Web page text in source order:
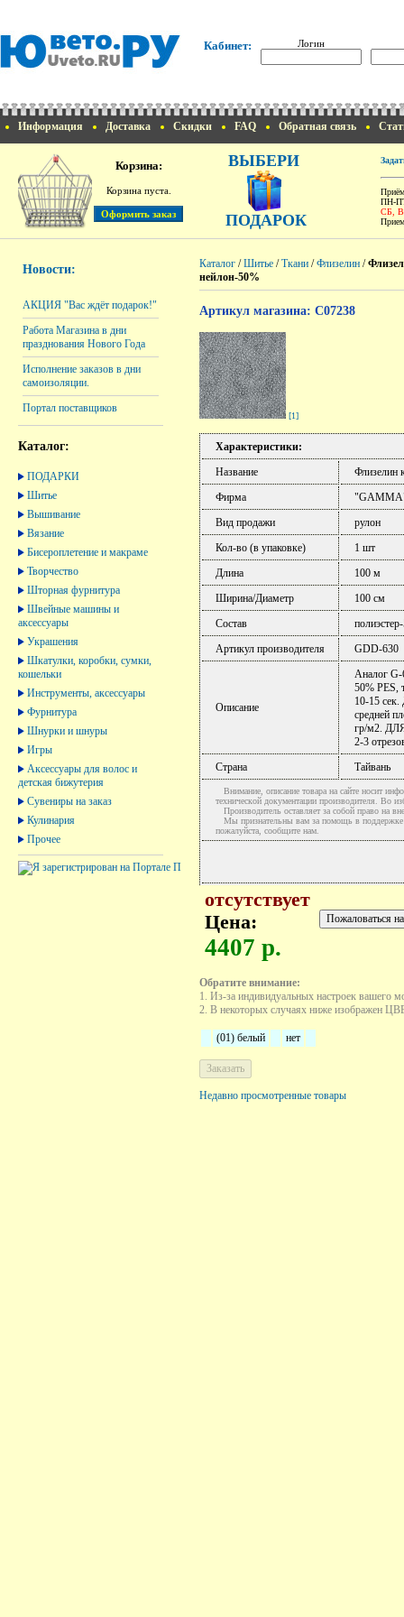
Кабинет: Логин
Информация Доставка Скидки FAQ Обратная связь
Корзина:
Корзина пуста.
ВЫБЕРИ
ПОДАРОК
ПН-
СБ,
Новости:
АКЦИЯ "Вас ждёт подарок!"
Работа Магазина в дни
празднования Нового Года
Исполнение заказов в дни
самоизоляции.
Портал поставщиков
Каталог:
ПОДАРКИ
Шитье
Вышивание
Вязание
Бисероплетение и макраме
Творчество
Шторная фурнитура
Швейные машины и
аксессуары
Украшения
Шкатулки, коробки, сумки,
кошельки
Инструменты, аксессуары
Фурнитура
Шнурки и шнуры
Игры
Аксессуары для волос и
детская бижутерия
Сувениры на заказ
Кулинария
Прочее
Каталог /Шитье /Ткани /Флизелин /
нейлон-50%
Артикул магазина: C07238
[1]
Характеристики:
Название
Флизелин
Фирма
Вид продажи
рулон
Кол-во (в упаковке)
1 шт
Длина
100 м
Ширина/Диаметр
100 см
Состав
Артикул производителя
GDD-630
Описание
Аналог G-
50% РЕS,
10-15 сек.
средней
гр/м2.
2-3
Страна
Тайвань
Внимание, описание товара на сайте носит
технической документации производителя. Во
Производитель оставляет за собой право на
Мы признательны вам за помощь в поддержке
пожалуйста, сообщите нам.
отсутствует
Цена:
4407 р.
Обратите внимание:
1. Из-за индивидуальных настроек вашего
2. В некоторых случаях ниже изображен
(01) белый нет
Недавно просмотренные товары